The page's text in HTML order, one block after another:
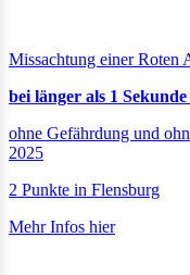
Missachtung einer Roten
bei länger als 1
ohne Gefährdung und
2025
2 Punkte in Flensburg
Mehr Infos hier